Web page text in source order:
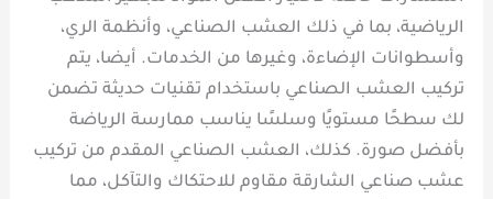
الرياضية، بما في ذلك العشب الصناعي، وأنظمة الري،
وأسطوانات الإضاءة، وغيرها من الخدمات. أيضا، يتم
تركيب العشب الصناعي باستخدام تقنيات حديثة تضمن
لك سطحًا مستويًا وسلسًا يناسب ممارسة الرياضة
بأفضل صورة. كذلك، العشب الصناعي المقدم من تركيب
عشب صناعي الشارقة مقاوم للاحتكاك والتآكل، مما